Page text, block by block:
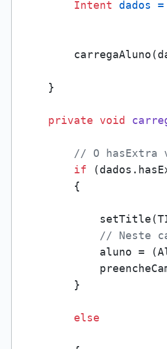
Intent dados =
    }
private void
// O
if
        {
// Neste
aluno =
        }
else